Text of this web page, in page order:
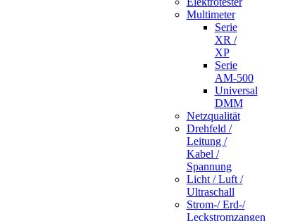
Multimeter
Serie
XR /
XP
Serie
AM-500
Universal
DMM
Netzqualität
Drehfeld /
Leitung /
Kabel /
Spannung
Licht / Luft /
Ultraschall
Strom-/ Erd-/
Leckstromzangen